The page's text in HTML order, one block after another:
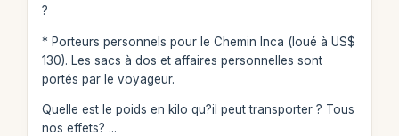
?
* Porteurs personnels pour le Chemin Inca (loué à US$
130). Les sacs à dos et affaires personnelles sont
portés par le voyageur.
Quelle est le poids en kilo qu?il peut transporter ? Tous
nos effets? ...